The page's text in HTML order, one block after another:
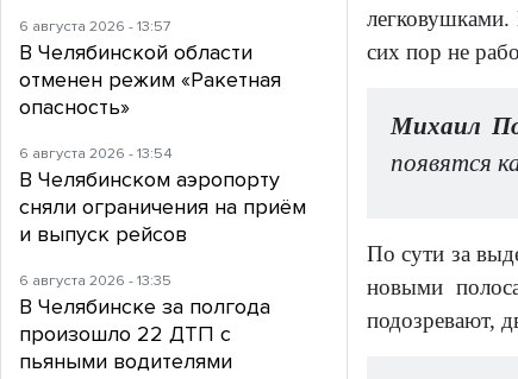
легковушками.
сих пор не
Михаил
появятся
По сути за
новыми
подозревают,
6 августа 2026 - 13:57
В Челябинской области
отменен режим «Ракетная
опасность»
6 августа 2026 - 13:54
В Челябинском аэропорту
сняли ограничения на приём
и выпуск рейсов
6 августа 2026 - 13:35
В Челябинске за полгода
произошло 22 ДТП с
пьяными водителями